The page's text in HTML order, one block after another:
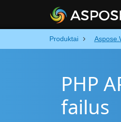
Produktai
PHP
failus